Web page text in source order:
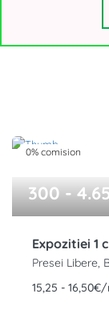
0% comision
300 -
Expozitiei 1
Presei Libere,
15,25 -